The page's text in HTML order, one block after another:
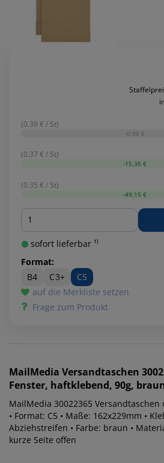
(0.39 € / St)
-0,00 €
(0.37 € / St)
-15,35 €
(0.35 € / St)
-49,15 €
Menge
sofort lieferbar ¹⁾
Format:
B4
C3+
C5
auf die Merkliste setzen
Frage zum Produkt
MailMedia Versandtaschen
Fenster, haftklebend, 90g,
MailMedia 30022365 Versandtaschen
• Format: C5 • Maße: 162x229mm •
Abziehstreifen • Farbe: braun •
kurze Seite offen